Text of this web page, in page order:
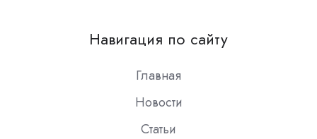
Slack
Навигация по сайту
Главная
Новости
Статьи